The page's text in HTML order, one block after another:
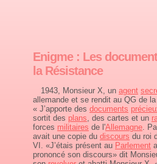
Enigme : Les
la Résistance
1943, Monsieur X, un agent
allemande et se rendit au QG de la
« J’apporte des documents
sortit des plans, des cartes et un
forces militaires de l'Allemagne.
avait une copie du discours du roi
VI. «J’étais présent au Parlement
prononcé son discours» dit